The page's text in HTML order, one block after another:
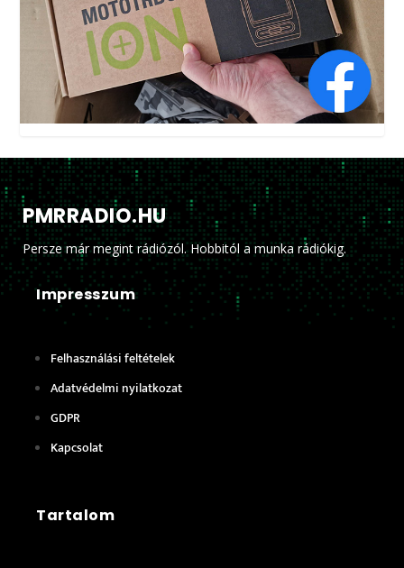
PMRRADIO.HU
Persze már megint rádiózól. Hobbitól a munka rádiókig.
Impresszum
Felhasználási feltételek
Adatvédelmi nyilatkozat
GDPR
Kapcsolat
Tartalom